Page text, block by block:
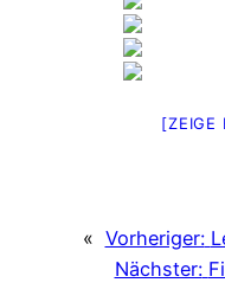
[ZEIGE
« Vorheriger:
Nächster: